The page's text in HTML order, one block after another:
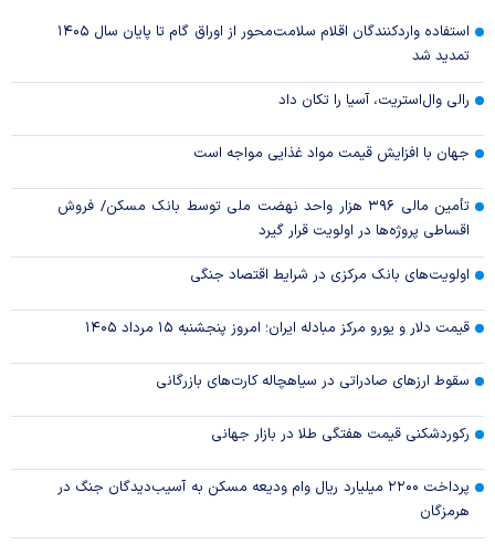
استفاده واردکنندگان اقلام سلامت‌محور از اوراق گام تا پایان سال ۱۴۰۵
تمدید شد
رالی وال‌استریت، آسیا را تکان داد
جهان با افزایش قیمت مواد غذایی مواجه است
تأمین مالی ۳۹۶ هزار واحد نهضت ملی توسط بانک مسکن/ فروش
اقساطی پروژه‌ها در اولویت قرار گیرد
اولویت‌های بانک مرکزی در شرایط اقتصاد جنگی
قیمت دلار و یورو مرکز مبادله ایران؛ امروز پنجشنبه ۱۵ مرداد ۱۴۰۵
سقوط ارزهای صادراتی در سیاهچاله کارت‌های بازرگانی
رکوردشکنی قیمت هفتگی طلا در بازار‌ جهانی
پرداخت ۲۲۰۰ میلیارد ریال وام ودیعه مسکن به آسیب‌دیدگان جنگ در
هرمزگان